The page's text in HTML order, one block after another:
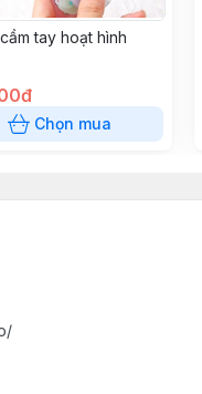
tay hoạt hình
Chọn mua